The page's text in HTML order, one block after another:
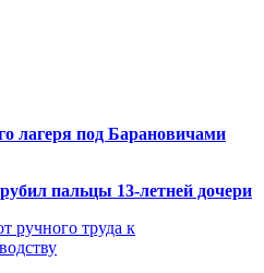
лагеря под Барановичами
пальцы 13-летней дочери
ручного труда к